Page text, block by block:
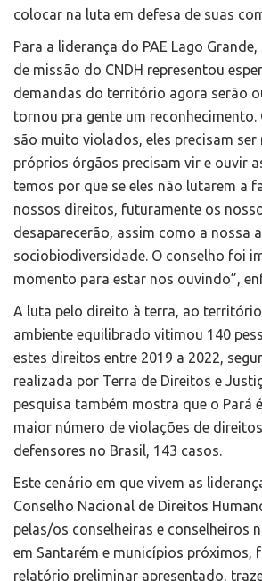
colocar na luta em defesa de suas
Para a liderança do PAE Lago
de missão do CNDH representou
demandas do território agora serão
tornou pra gente um
são muito violados, eles precisam ser
próprios órgãos precisam vir e ouvir
temos por que se eles não lutarem a
nossos direitos, futuramente os
desaparecerão, assim como a nossa a
sociobiodiversidade. O conselho foi
momento para estar nos ouvindo”,
A luta pelo direito à terra, ao
ambiente equilibrado vitimou 140
estes direitos entre 2019 a 2022,
realizada por Terra de Direitos e
pesquisa também mostra que o Pará
maior número de violações de
defensores no Brasil, 143 casos.
Este cenário em que vivem as
Conselho Nacional de Direitos
pelas/os conselheiras e conselheiros
em Santarém e municípios próximos,
relatório preliminar apresentado,